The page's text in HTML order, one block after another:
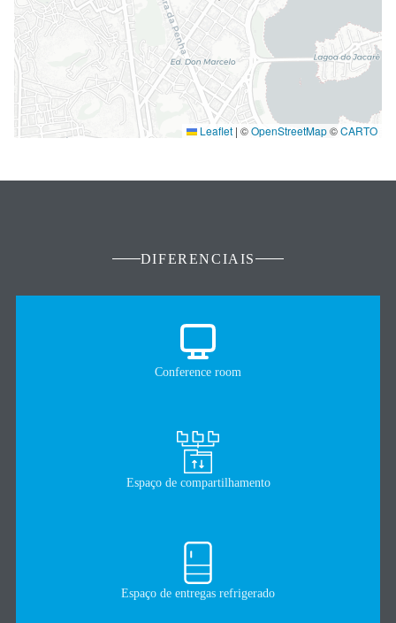
Leaflet | ©OpenStreetMap©CARTO
DIFERENCIAIS
Conference room
Espaço de compartilhamento
Espaço de entregas refrigerado